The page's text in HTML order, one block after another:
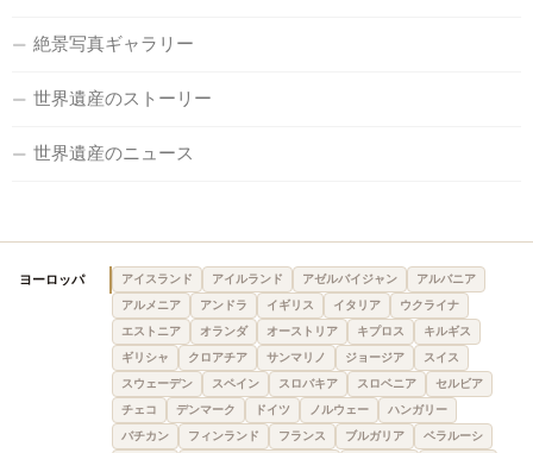
絶景写真ギャラリー
世界遺産のストーリー
世界遺産のニュース
ヨーロッパ アイスランド アイルランド アゼルバイジャン
アルバニア
アルメニア
アンドラ イギリス イタリア
ウクライナ
エストニア
オランダ オーストリア キプロス
キルギス
ギリシャ
クロアチア サンマリノ ジョージア
スイス
スウェーデン
スペイン スロバキア スロベニア
セルビア
チェコ
デンマーク ドイツ ノルウェー
ハンガリー
バチカン
フィンランド フランス ブルガリア
ベラルーシ